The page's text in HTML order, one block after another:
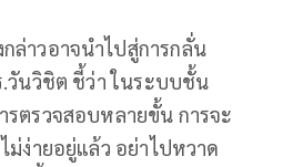
ล่าวอาจนำไปสู่การกลั่น
วันวิชิต ชี้ว่า ในระบบชั้น
ตรวจสอบหลายขั้น การจะ
ม่ง่ายอยู่แล้ว อย่าไปหวาด